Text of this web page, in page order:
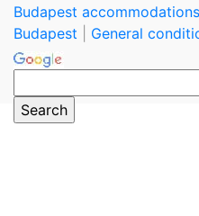
Budapest
Budapest
General